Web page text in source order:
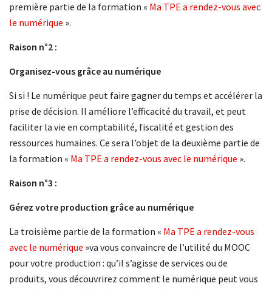
première partie de la formation « Ma TPE a rendez-vous avec
le numérique ».
Raison n°2 :
Organisez-vous grâce au numérique
Si si ! Le numérique peut faire gagner du temps et accélérer la
prise de décision. Il améliore l’efficacité du travail, et peut
faciliter la vie en comptabilité, fiscalité et gestion des
ressources humaines. Ce sera l’objet de la deuxième partie de
la formation « Ma TPE a rendez-vous avec le numérique ».
Raison n°3 :
Gérez votre production grâce au numérique
La troisième partie de la formation « Ma TPE a rendez-vous
avec le numérique »va vous convaincre de l’utilité du MOOC
pour votre production : qu’il s’agisse de services ou de
produits, vous découvrirez comment le numérique peut vous